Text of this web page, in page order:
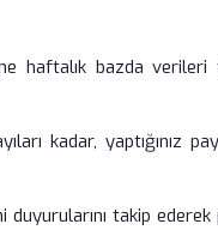
haftalık bazda verileri
kadar, yaptığınız
duyurularını takip